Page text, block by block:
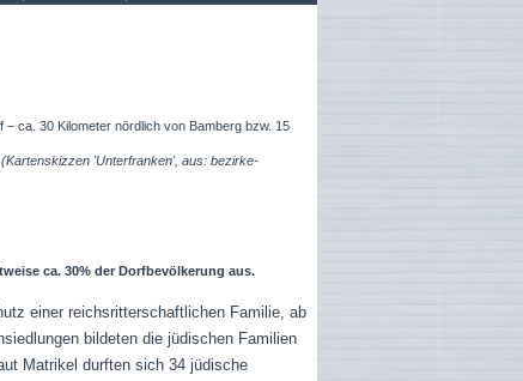
ca. 30 Kilometer nördlich von Bamberg bzw. 15
(Kartenskizzen 'Unterfranken', aus: bezirke-
ca. 30% der Dorfbevölkerung aus.
einer reichsritterschaftlichen Familie, ab
bildeten die jüdischen Familien
Matrikel durften sich 34 jüdische